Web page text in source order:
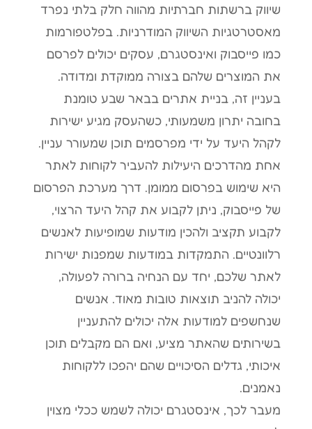
שיווק ברשתות חברתיות מהווה חלק בלתי נפרד
מאסטרטגיות השיווק המודרניות. בפלטפורמות
כמו פייסבוק ואינסטגרם, עסקים יכולים לפרסם
את המוצרים שלהם בצורה ממוקדת ומדודה.
בעניין זה, בניית אתרים בבאר שבע טומנת
בחובה יתרון משמעותי, כשהעסק מגיע ישירות
לקהל היעד על ידי מפרסמים תוכן שמעורר עניין.
אחת מהדרכים היעילות להעביר לקוחות לאתר
היא שימוש בפרסום ממומן. דרך מערכת הפרסום
של פייסבוק, ניתן לקבוע את קהל היעד הרצוי,
לקבוע תקציב ולהכין מודעות שמופיעות לאנשים
רלוונטיים. התמקדות במודעות שמפנות ישירות
לאתר שלכם, יחד עם הנחיה ברורה לפעולה,
יכולה להניב תוצאות טובות מאוד. אנשים
שנחשפים למודעות אלה יכולים להתעניין
בשירותים שהאתר מציע, ואם הם מקבלים תוכן
איכותי, גדלים הסיכויים שהם יהפכו ללקוחות
נאמנים.
מעבר לכך, אינסטגרם יכולה לשמש ככלי מצוין